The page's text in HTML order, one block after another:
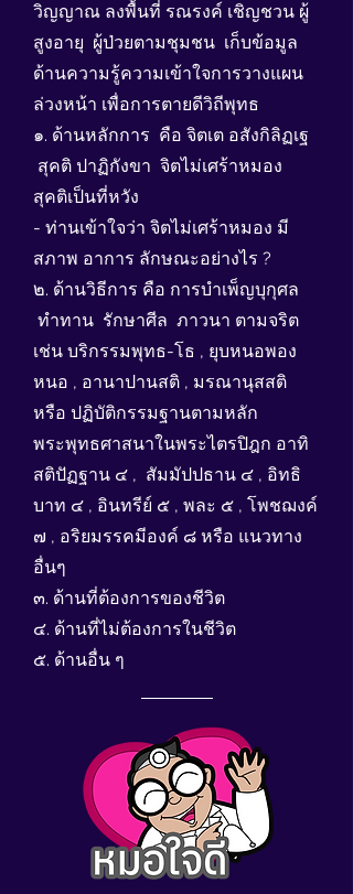
วิญญาณ ลงพื้นที่ รณรงค์ เชิญชวน ผู้
สูงอายุ ผู้ป่วยตามชุมชน เก็บข้อมูล
ด้านความรู้ความเข้าใจการวางแผน
ล่วงหน้า เพื่อการตายดีวิถีพุทธ
๑. ด้านหลักการ คือ จิตเต อสังกิลิฏเฐ
สุคติ ปาฏิกังขา จิตไม่เศร้าหมอง
สุคติเป็นที่หวัง
- ท่านเข้าใจว่า จิตไม่เศร้าหมอง มี
สภาพ อาการ ลักษณะอย่างไร ?
๒. ด้านวิธีการ คือ การบำเพ็ญบุกุศล
ทำทาน รักษาศีล ภาวนา ตามจริต
เช่น บริกรรมพุทธ-โธ , ยุบหนอพอง
หนอ , อานาปานสติ , มรณานุสสติ
หรือ ปฏิบัติกรรมฐานตามหลัก
พระพุทธศาสนาในพระไตรปิฎก อาทิ
สติปัฏฐาน ๔ , สัมมัปปธาน ๔ , อิทธิ
บาท ๔ , อินทรีย์ ๕ , พละ ๕ , โพชฌงค์
๗ , อริยมรรคมีองค์ ๘ หรือ แนวทาง
อื่นๆ
๓. ด้านที่ต้องการของชีวิต
๔. ด้านที่ไม่ต้องการในชีวิต
๕. ด้านอื่น ๆ